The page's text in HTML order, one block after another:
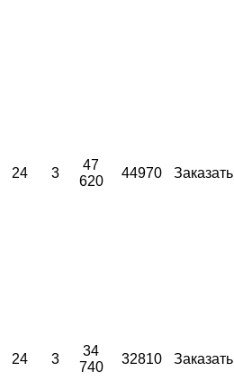
24 3
47
620
44970 Заказать
24 3
34
740
32810 Заказать